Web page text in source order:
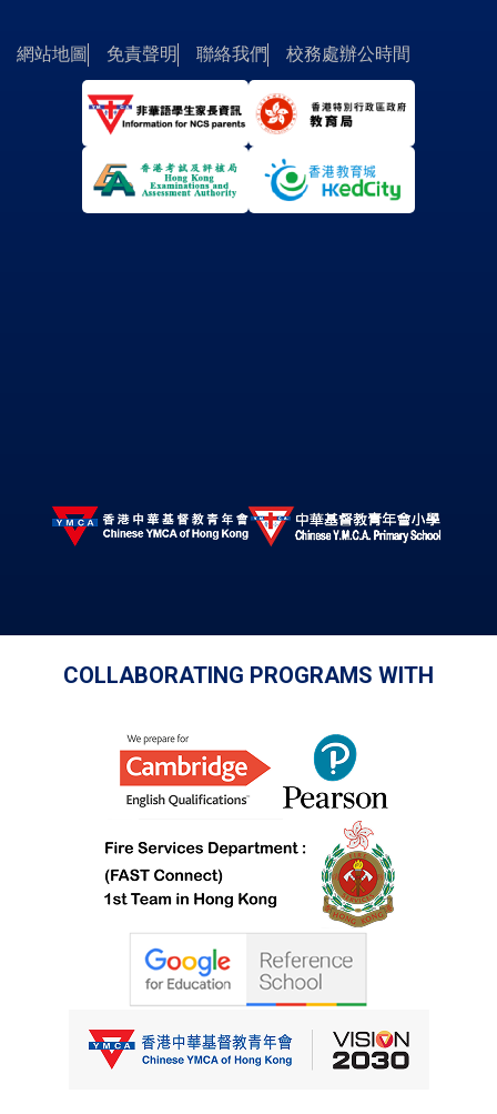
網站地圖 免責聲明 聯絡我們 校務處辦公時間
COLLABORATING PROGRAMS WITH